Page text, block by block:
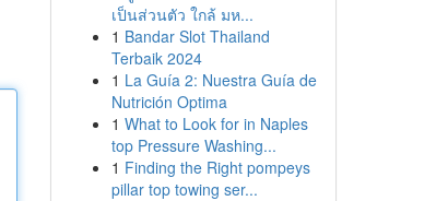
เป็นส่วนตัว ใกล้ มห...
1 Bandar Slot Thailand
Terbaik 2024
1 La Guía 2: Nuestra Guía de
Nutrición Optima
1 What to Look for in Naples
top Pressure Washing...
1 Finding the Right pompeys
pillar top towing ser...